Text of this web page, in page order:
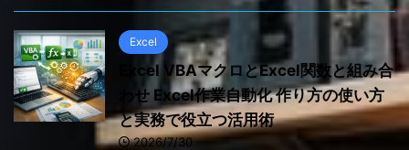
Excel
Excel VBAマクロとExcel関数と組み合
わせ Excel作業自動化 作り方の使い方
と実務で役立つ活用術
2026/7/30